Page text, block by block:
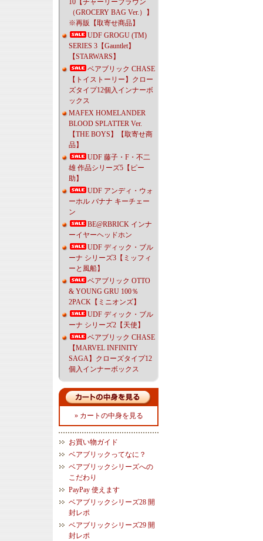
10【チャーリーブラウン
（GROCERY BAG Ver.）】
※再販【取寄せ商品】
UDF GROGU (TM)
SERIES 3【Gauntlet】
【STARWARS】
ベアブリック CHASE
【トイストーリー】クロー
ズタイプ12個入インナーボ
ックス
MAFEX HOMELANDER
BLOOD SPLATTER Ver.
【THE BOYS】【取寄せ商
品】
UDF 藤子・F・不二
雄 作品シリーズ5【ピー
助】
UDF アンディ・ウォ
ーホル バナナ キーチェー
ン
BE@RBRICK インナ
ーイヤーヘッドホン
UDF ディック・ブル
ーナ シリーズ3【ミッフィ
ーと風船】
ベアブリック OTTO
& YOUNG GRU 100％
2PACK【ミニオンズ】
UDF ディック・ブル
ーナ シリーズ2【天使】
ベアブリック CHASE
【MARVEL INFINITY
SAGA】クローズタイプ12
個入インナーボックス
» カートの中身を見る
お買い物ガイド
ベアブリックってなに？
ベアブリックシリーズへの
こだわり
PayPay 使えます
ベアブリックシリーズ28 開
封レポ
ベアブリックシリーズ29 開
封レポ